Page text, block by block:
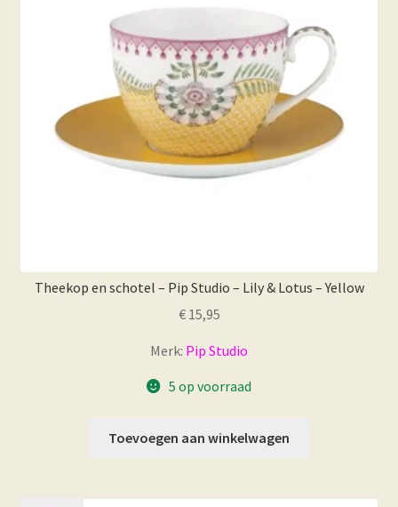
Theekop en schotel – Pip Studio – Lily & Lotus – Yellow
€15,95
Merk: Pip Studio
5 op voorraad
Toevoegen aan winkelwagen